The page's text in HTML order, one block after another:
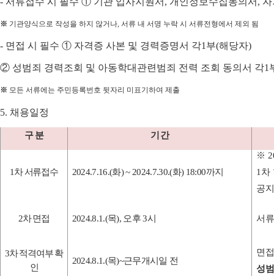
※ 기관양식으로 작성을 하지 않거나, 서류 내 서명 누락 시 서류전형에서 제외 됨
- 면접 시 필수 ① 자격증 사본 및 경력증명서 각1부(해당자)
② 성범죄 경력조회 및 아동학대관련범죄 전력 조회 동의서 각1
※ 모든 서류에는 주민등록번호 뒷자리 미표기하여 제출
5. 채용일정
구 분 기 간
1차 서류접수 2024.7.16.(화) ~ 2024.7.30.(화) 18:00까지
※
1차
공
2차 면접 2024.8.1.(목), 오후3시 서
3차 적격여부 확
인
2024.8.1.(목)~근무개시일 전
면
성